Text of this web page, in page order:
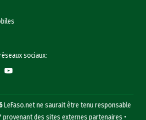
sociaux:
LeFaso.net ne saurait être tenu responsable
des sites externes partenaires •